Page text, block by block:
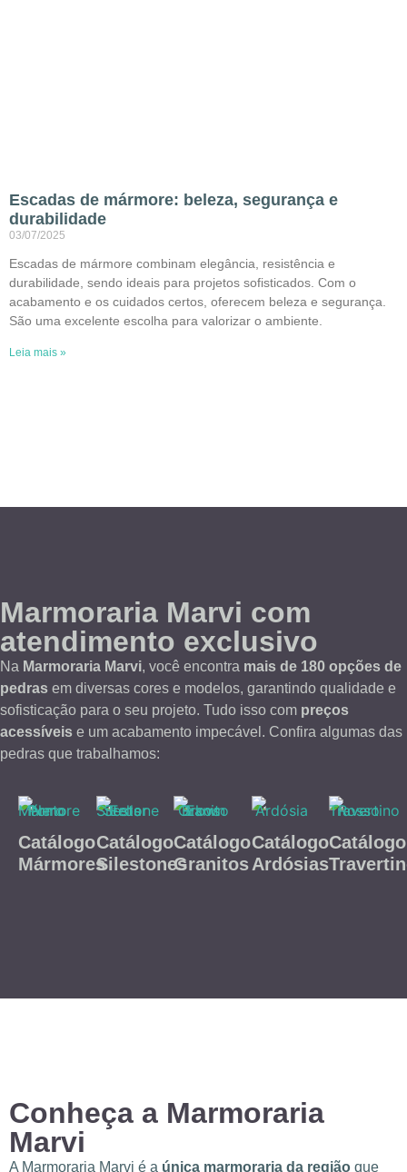
Escadas de mármore: beleza, segurança e
durabilidade
03/07/2025
Escadas de mármore combinam elegância, resistência e
durabilidade, sendo ideais para projetos sofisticados. Com o
acabamento e os cuidados certos, oferecem beleza e segurança.
São uma excelente escolha para valorizar o ambiente.
Leia mais »
Marmoraria Marvi com
atendimento exclusivo
Na Marmoraria Marvi, você encontra mais de 180 opções de
pedras em diversas cores e modelos, garantindo qualidade e
sofisticação para o seu projeto. Tudo isso com preços
acessíveis e um acabamento impecável. Confira algumas das
pedras que trabalhamos:
Catálogo
Mármores
Catálogo
Silestones
Catálogo
Granitos
Catálogo
Ardósias
Catálogo
Conheça a Marmoraria
Marvi
A Marmoraria Marvi é a única marmoraria da região que